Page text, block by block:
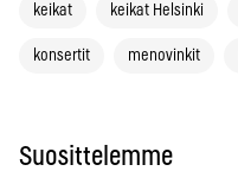
keikat keikat Helsinki
konsertit menovinkit
Suosittelemme